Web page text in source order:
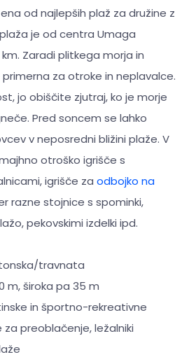
od najlepših plaž za družine z
je od centra Umaga
Zaradi plitkega morja in
za otroke in neplavalce.
jo obiščite zjutraj, ko je morje
Pred soncem se lahko
v neposredni bližini plaže. V
otroško igrišče s
igrišče za odbojko na
razne stojnice s spominki,
pekovskimi izdelki ipd.
travnata
m, široka pa 35 m
in športno-rekreativne
za preoblačenje, ležalniki